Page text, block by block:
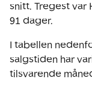
snitt. Tregest var
91 dager.
I tabellen
salgstiden har
tilsvarende